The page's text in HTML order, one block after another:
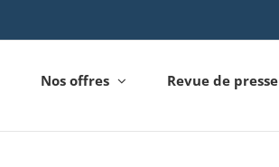
Nos offres Revue de presse